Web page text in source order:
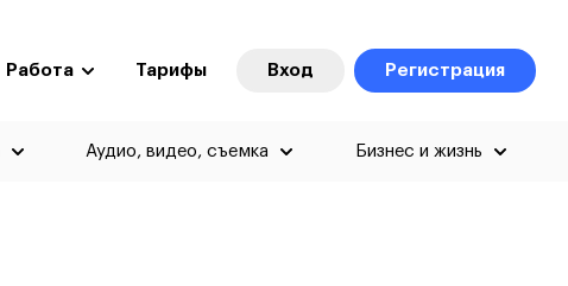
Работа Тарифы Вход Регистрация
Аудио, видео, съемка Бизнес и жизнь